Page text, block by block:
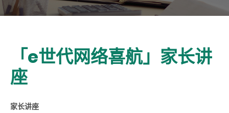
「e世代网络喜航」家长讲
座
家长讲座